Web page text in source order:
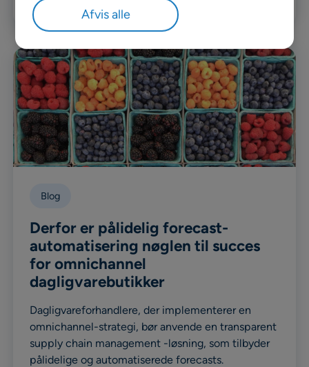
Blog
Derfor er pålidelig forecast-
automatisering nøglen til succes
for omnichannel
dagligvarebutikker
Dagligvareforhandlere, der implementerer en
omnichannel-strategi, bør anvende en transparent
supply chain management -løsning, som tilbyder
pålidelige og automatiserede forecasts.
Afvis alle